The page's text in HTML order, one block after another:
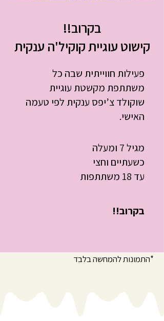
בקרוב!!
קישוט עוגיית קוקיל'ה ענקית
פעילות חווייתית שבה כל
משתתפת מקשטת עוגיית
שוקולד צ’יפס ענקית לפי טעמה
האישי.
מגיל 7 ומעלה
כשעתיים וחצי
עד 18 משתתפות
בקרוב!!
*התמונות להמחשה בלבד